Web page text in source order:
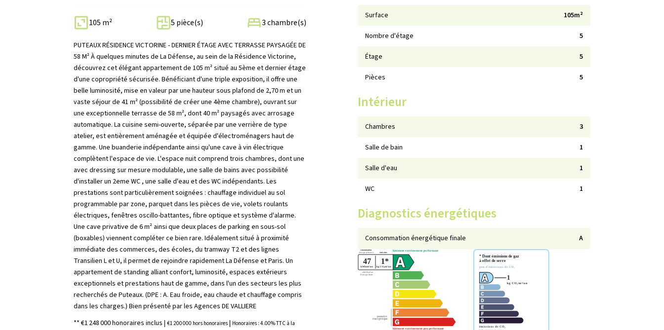
105 m² 5 pièce(s) 3 chambre(s)
PUTEAUX RÉSIDENCE VICTORINE - DERNIER ÉTAGE AVEC TERRASSE PAYSAGÉE DE
58 M² À quelques minutes de La Défense, au sein de la Résidence Victorine,
découvrez cet élégant appartement de 105 m² situé au 5ème et dernier étage
d'une copropriété sécurisée. Bénéficiant d'une triple exposition, il offre une
belle luminosité, mise en valeur par une hauteur sous plafond de 2,70 m et un
vaste séjour de 41 m² (possibilité de créer une 4ème chambre), ouvrant sur
une exceptionnelle terrasse de 58 m², dont 40 m² paysagés avec arrosage
automatique. La cuisine semi-ouverte, séparée par une verrière de type
atelier, est entièrement aménagée et équipée d'électroménagers haut de
gamme. Une buanderie indépendante ainsi qu'une cave à vin électrique
complètent l'espace de vie. L'espace nuit comprend trois chambres, dont une
avec dressing sur mesure modulable, une salle de bains avec possibilité
d'installer un 2eme WC , une salle d'eau et des WC indépendants. Les
prestations sont particulièrement soignées : chauffage individuel au sol
programmable par zone, parquet dans les pièces de vie, volets roulants
électriques, fenêtres oscillo-battantes, fibre optique et système d'alarme.
Une cave privative de 6 m² ainsi que deux places de parking en sous-sol
(boxables) viennent compléter ce bien rare. Idéalement situé à proximité
immédiate des commerces, des écoles, du tramway T2 et des lignes
Transilien L et U, il permet de rejoindre rapidement La Défense et Paris. Un
appartement de standing alliant confort, luminosité, espaces extérieurs
exceptionnels et prestations haut de gamme, dans l'un des secteurs les plus
recherchés de Puteaux. (DPE : A. Eau froide, eau chaude et chauffage compris
dans les charges.) Bien présenté par les Agences DE VALLIERE
** €1 248 000honoraires inclus|€1 200 000 hors honoraires | Honoraires : 4.00% TTC à la
Surface 105m²
Nombre d'étage 5
Étage 5
Pièces 5
Intérieur
Chambres 3
Salle de bain 1
Salle d'eau 1
WC 1
Diagnostics énergétiques
Consommation énergétique finale A